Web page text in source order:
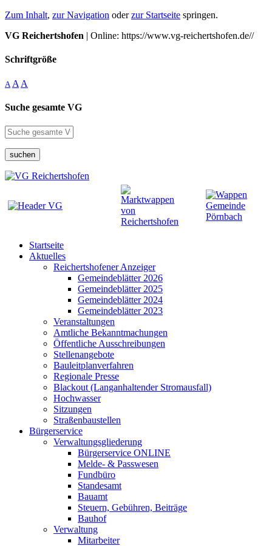
Zum Inhalt, zur Navigation oderzur Startseite springen.
VG Reichertshofen | Online: https://www.vg-reichertshofen.de//
Schriftgröße
A A A
Suche gesamte VG
suchen
Startseite
Aktuelles
Reichertshofener Anzeiger
Gemeindeblätter 2026
Gemeindeblätter 2025
Gemeindeblätter 2024
Gemeindeblätter 2023
Veranstaltungen
Amtliche Bekanntmachungen
Öffentliche Ausschreibungen
Stellenangebote
Bauleitplanverfahren
Regionale Presse
Blackout (Langanhaltender Stromausfall)
Hochwasser
Sitzungen
Straßenbaustellen
Bürgerservice
Verwaltungsgliederung
Bürgerservice ONLINE
Melde- & Passwesen
Fundbüro
Standesamt
Bauamt
Steuern, Gebühren, Beiträge
Bauhof
Verwaltung
Mitarbeiter